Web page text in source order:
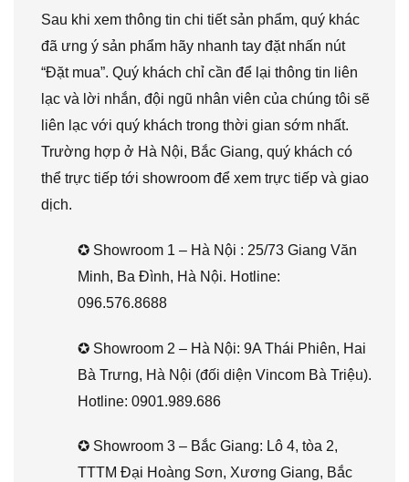
Sau khi xem thông tin chi tiết sản phẩm, quý khác
đã ưng ý sản phẩm hãy nhanh tay đặt nhấn nút
“Đặt mua”. Quý khách chỉ cần để lại thông tin liên
lạc và lời nhắn, đội ngũ nhân viên của chúng tôi sẽ
liên lạc với quý khách trong thời gian sớm nhất.
Trường hợp ở Hà Nội, Bắc Giang, quý khách có
thể trực tiếp tới showroom để xem trực tiếp và giao
dịch.
✪ Showroom 1 – Hà Nội : 25/73 Giang Văn
Minh, Ba Đình, Hà Nội. Hotline:
096.576.8688
✪ Showroom 2 – Hà Nội: 9A Thái Phiên, Hai
Bà Trưng, Hà Nội (đối diện Vincom Bà Triệu).
Hotline: 0901.989.686
✪ Showroom 3 – Bắc Giang: Lô 4, tòa 2,
TTTM Đại Hoàng Sơn, Xương Giang, Bắc